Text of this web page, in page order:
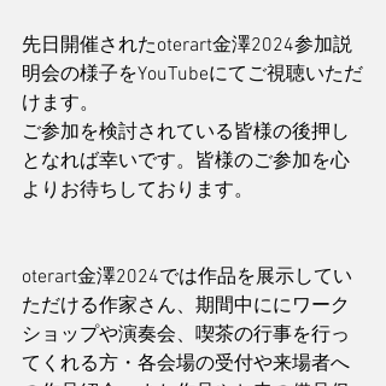
先日開催されたoterart金澤2024参加説
明会の様子をYouTubeにてご視聴いただ
けます。
ご参加を検討されている皆様の後押し
となれば幸いです。皆様のご参加を心
よりお待ちしております。
oterart金澤2024では作品を展示してい
ただける作家さん、期間中ににワーク
ショップや演奏会、喫茶の行事を行っ
てくれる方・各会場の受付や来場者へ